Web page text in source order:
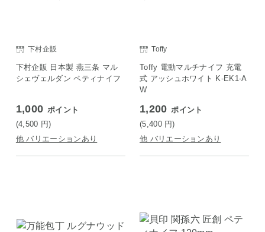
下村企販
下村企販 日本製 燕三条 マル
シェヴェルダン ペティナイフ
1,000 ポイント
(4,500 円)
他 バリエーションあり
Toffy
Toffy 電動マルチナイフ 充電
式 アッシュホワイト K-EK1-A
W
1,200 ポイント
(5,400 円)
他 バリエーションあり